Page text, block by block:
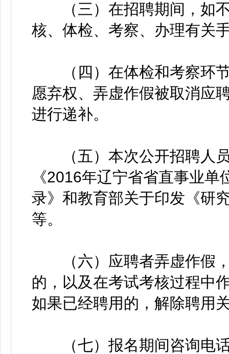
（三）在招聘期间，如不
核、体检、考察、办理有关
（四）在体检和考察环节
愿弃权、弄虚作假被取消应
进行递补。
（五）本次公开招聘人员
《2016年辽宁省省直事业
录》和教育部关于印发《研
等。
（六）应聘者弄虚作假，
的，以及在考试考核过程中
如果已经聘用的，解除聘用
（七）报名期间咨询电话